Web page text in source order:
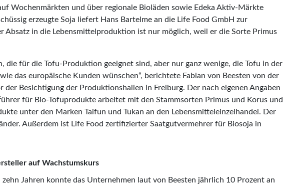
Wochenmärkten und über regionale Bioläden sowie Edeka Aktiv-Märkte
erzeugte Soja liefert Hans Bartelme an die Life Food GmbH zur
Absatz in die Lebensmittelproduktion ist nur möglich, weil er die Sorte Primus
die für die Tofu-Produktion geeignet sind, aber nur ganz wenige, die Tofu in der
das europäische Kunden wünschen“, berichtete Fabian von Beesten von der
der Besichtigung der Produktionshallen in Freiburg. Der nach eigenen Angaben
für Bio-Tofuprodukte arbeitet mit den Stammsorten Primus und Korus und
unter den Marken Taifun und Tukan an den Lebensmitteleinzelhandel. Der
Außerdem ist Life Food zertifizierter Saatgutvermehrer für Biosoja in
auf Wachstumskurs
zehn Jahren konnte das Unternehmen laut von Beesten jährlich 10 Prozent an